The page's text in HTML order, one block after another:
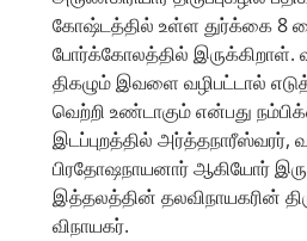
கோஷ்டத்தில் உள்ள துர்க்கை 8
போர்க்கோலத்தில் இருக்கிறாள்.
திகழும் இவளை வழிபட்டால்
வெற்றி உண்டாகும் என்பது
இடப்புறத்தில் அர்த்தநாரீஸ்வரர்,
பிரதோஷநாயனார் ஆகியோர்
இத்தலத்தின் தலவிநாயகரின்
விநாயகர்.